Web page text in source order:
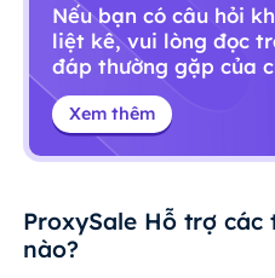
Nếu bạn có câu hỏi
liệt kê, vui lòng đọc
đáp thường gặp của
Xem thêm
ProxySale Hỗ trợ
nào?